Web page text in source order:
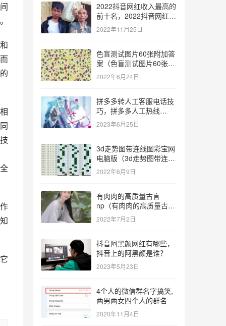
2022抖音网红收入最高的
前十名，2022抖音网红收
入最高的前十名有哪些？
2022年11月25日
色盲测试图片60张附加答
案（色盲测试图片60张复
杂）
2022年6月24日
拼多多转人工客服电话技
巧，拼多多人工热线
9541344？
2023年6月25日
3d走势图带连线图彩宝网
电脑版（3d走势图带连线
图彩宝网手机版）
2022年6月9日
有肉肉的高质量古言
np（有肉肉的高质量古言
np推荐）
2022年7月2日
抖音阿黑颜网红有哪些，
抖音上的阿黑颜是谁？
2023年5月23日
4个人的微信群名字搞笑,
两男两女四个人的群名
2020年11月4日